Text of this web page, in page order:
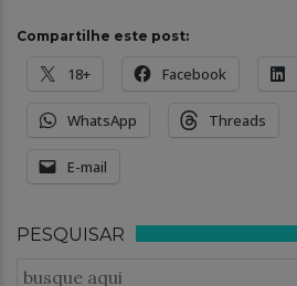
Compartilhe este post:
18+ Facebook
WhatsApp Threads
E-mail
PESQUISAR